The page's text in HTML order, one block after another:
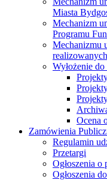
Miasta
Mechanizm
Programu
Mechanizmu
Wyłożenie
Ocena
Zamówienia
Regulamin
Przetargi
Ogłoszenia
Ogłoszenia